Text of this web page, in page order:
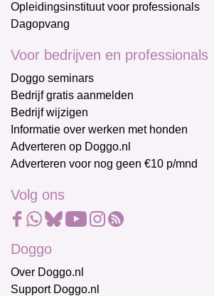
Opleidingsinstituut voor professionals
Dagopvang
Voor bedrijven en professionals
Doggo seminars
Bedrijf gratis aanmelden
Bedrijf wijzigen
Informatie over werken met honden
Adverteren op Doggo.nl
Adverteren voor nog geen €10 p/mnd
Volg ons
Doggo
Over Doggo.nl
Support Doggo.nl